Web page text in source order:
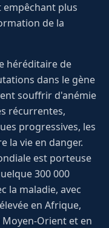
plus
de la
héréditaire de
dans le gène
souffrir d'anémie
récurrentes,
progressives, les
la vie en danger.
est porteuse
300 000
la maladie, avec
en Afrique,
Orient et en